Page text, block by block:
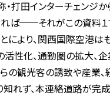
・打田インターチェン
ば──それがこの資料
により、関西国際空港
活性化、通勤圏の拡大
の観光客の誘致や産業
れず、本連絡道路が完